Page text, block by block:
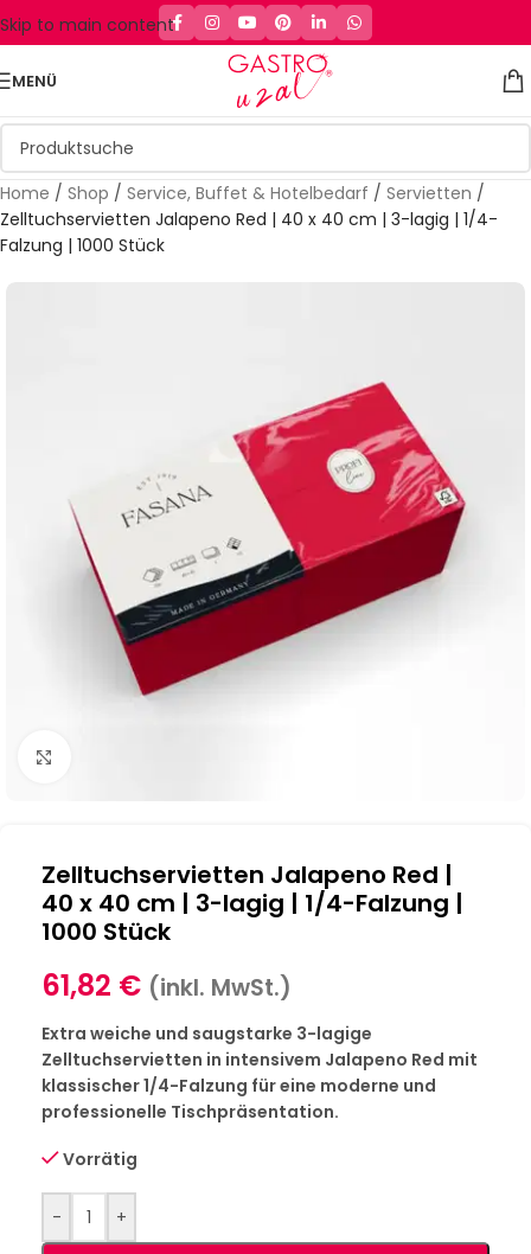
Skip to main content
MENÜ
Home / Shop / Service, Buffet & Hotelbedarf / Servietten /
Zelltuchservietten Jalapeno Red | 40 x 40 cm | 3-lagig | 1/4-
Falzung | 1000 Stück
Zelltuchservietten Jalapeno Red |
40 x 40 cm | 3-lagig | 1/4-Falzung |
1000 Stück
61,82 € (inkl. MwSt.)
Extra weiche und saugstarke 3-lagige
Zelltuchservietten in intensivem Jalapeno Red mit
klassischer 1/4-Falzung für eine moderne und
professionelle Tischpräsentation.
Vorrätig
- +